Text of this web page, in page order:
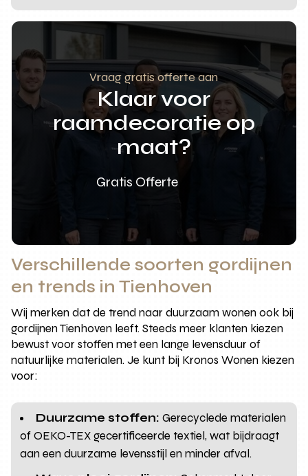
Vraag gratis offerte aan
Klaar voor
raamdecoratie op
maat?
Gratis Offerte
Verschillende soorten gordijnen
en trends in Tienhoven
Wij merken dat de trend naar duurzaam wonen ook bij
gordijnen Tienhoven leeft. Steeds meer klanten kiezen
bewust voor stoffen met een lange levensduur of
natuurlijke materialen. Je kunt bij Kronos Wonen kiezen
voor:
Duurzame stoffen: Gerecyclede materialen
of OEKO-TEX gecertificeerde textiel, wat bijdraagt
aan een duurzame levensstijl en minder afval.